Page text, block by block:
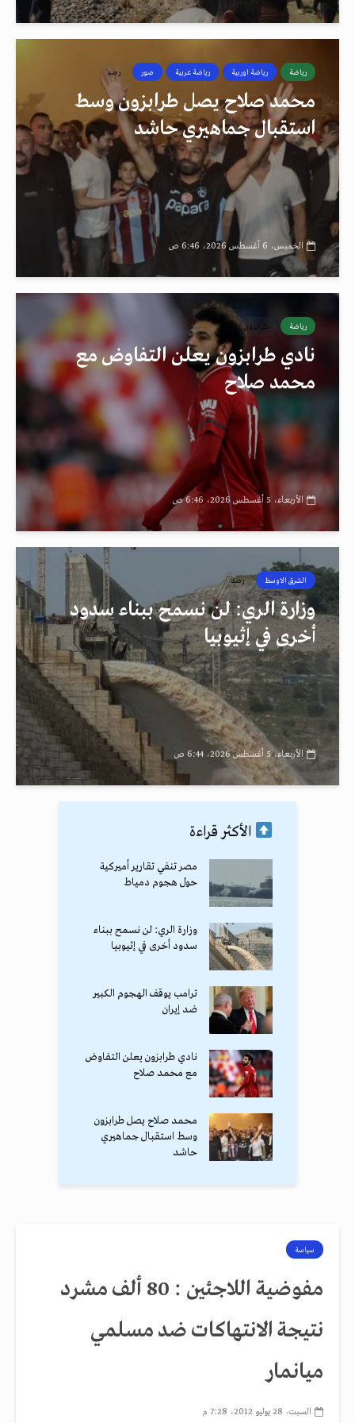
رياضة رياضة اوربية رياضة عربية صور رصد
محمد صلاح يصل طرابزون وسط
استقبال جماهيري حاشد
الخميس، 6 أغسطس 2026، 6:46 ص
رياضة طرابزون
نادي طرابزون يعلن التفاوض مع
محمد صلاح
الأربعاء، 5 أغسطس 2026، 6:46 ص
الشرق الاوسط رصد
وزارة الري: لن نسمح ببناء سدود
أخرى في إثيوبيا
الأربعاء، 5 أغسطس 2026، 6:44 ص
الأكثر قراءة
مصر تنفي تقارير أميركية
حول هجوم دمياط
وزارة الري: لن نسمح ببناء
سدود أخرى في إثيوبيا
ترامب يوقف الهجوم الكبير
ضد إيران
نادي طرابزون يعلن التفاوض
مع محمد صلاح
محمد صلاح يصل طرابزون
وسط استقبال جماهيري
حاشد
سياسة
مفوضية اللاجئين : 80 ألف مشرد
نتيجة الانتهاكات ضد مسلمي
ميانمار
السبت، 28 يوليو 2012، 7:28 م